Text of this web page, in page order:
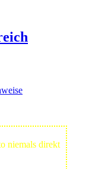
niemals direkt